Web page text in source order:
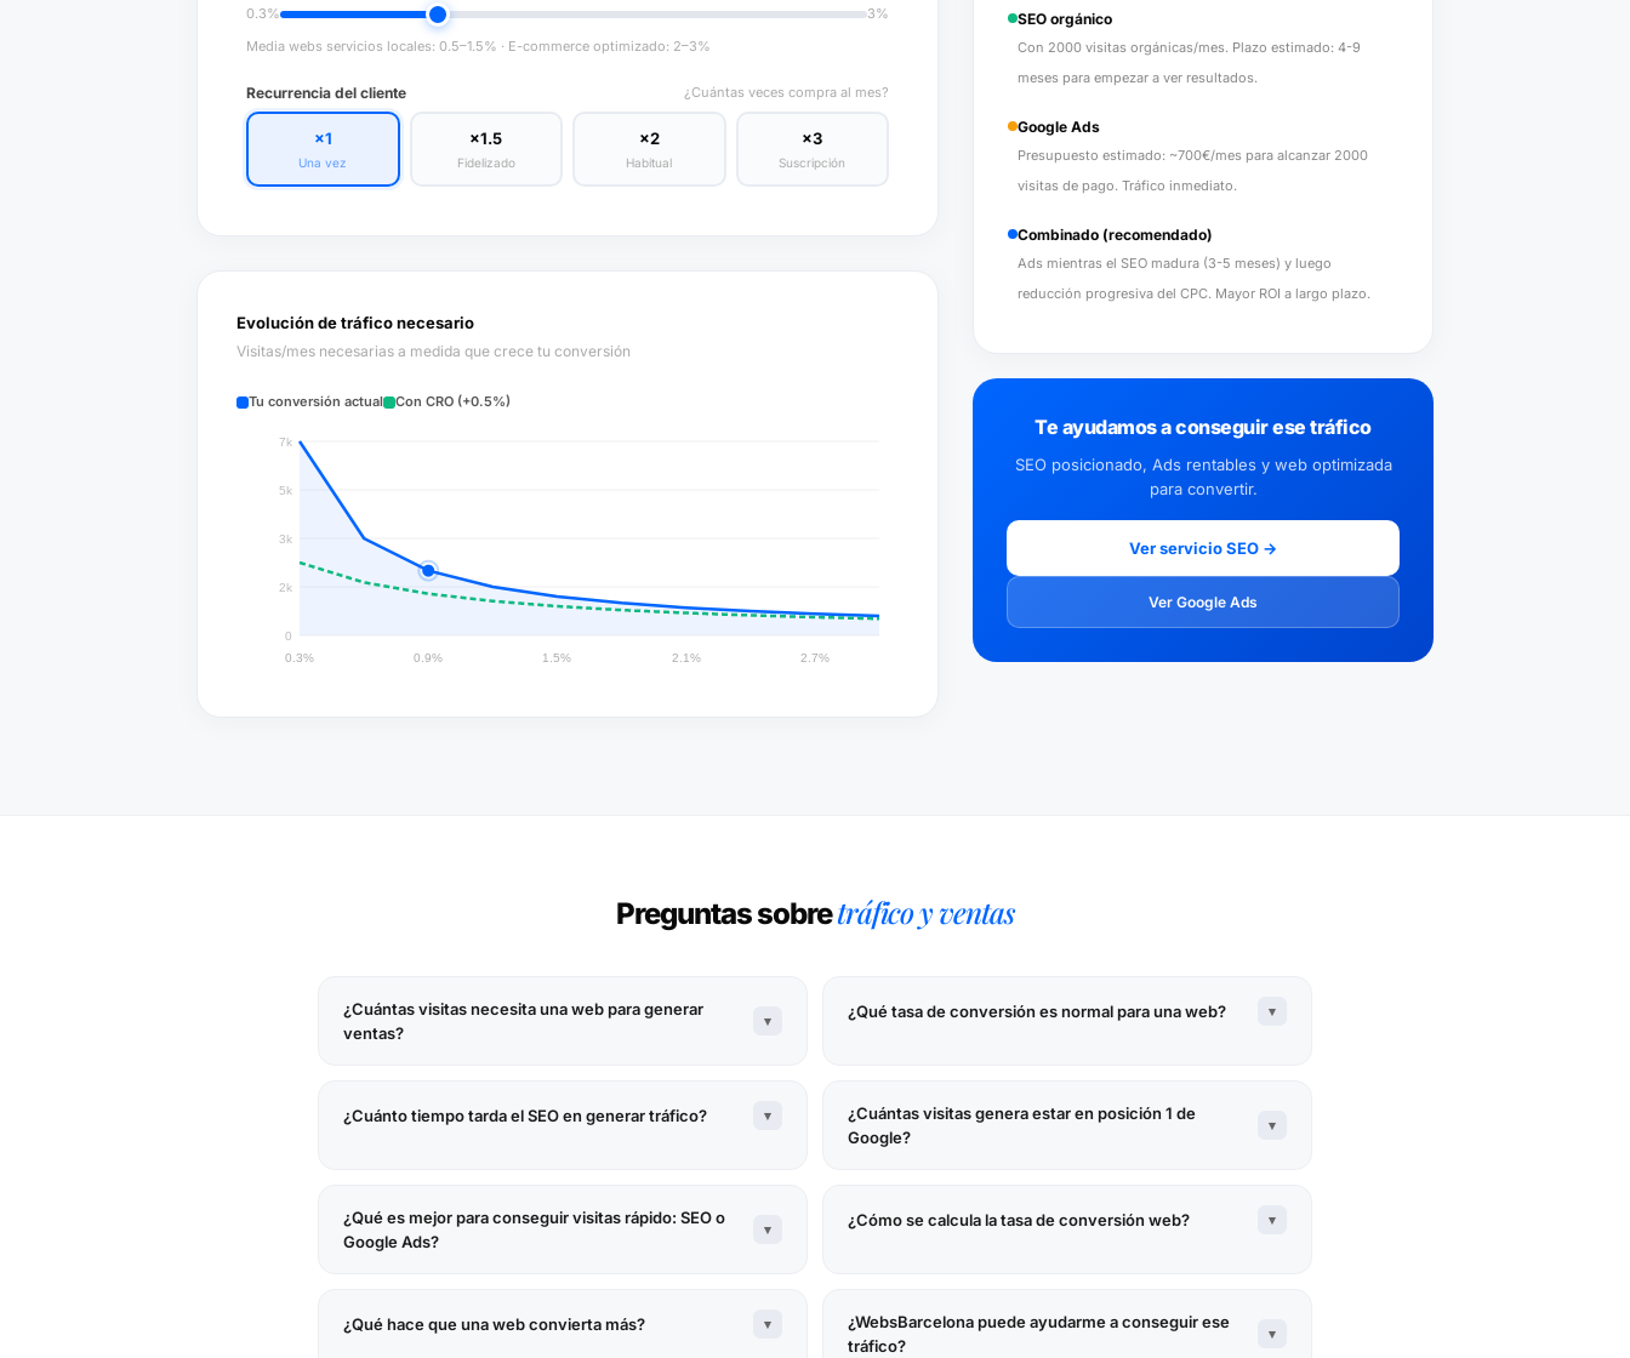
0.3%
3%
Media webs servicios locales: 0.5–1.5% · E-commerce optimizado: 2–3%
Recurrencia del cliente ¿Cuántas veces compra al mes?
×1
Una vez
×1.5
Fidelizado
×2
Habitual
×3
Suscripción
Evolución de tráfico necesario
Visitas/mes necesarias a medida que crece tu conversión
Tu conversión actual Con CRO (+0.5%)
SEO orgánico
Con 2000 visitas orgánicas/mes. Plazo estimado: 4-9
meses para empezar a ver resultados.
Google Ads
Presupuesto estimado: ~700€/mes para alcanzar 2000
visitas de pago. Tráfico inmediato.
Combinado (recomendado)
Ads mientras el SEO madura (3-5 meses) y luego
reducción progresiva del CPC. Mayor ROI a largo plazo.
Te ayudamos a conseguir ese tráfico
SEO posicionado, Ads rentables y web optimizada
para convertir.
Ver servicio SEO →
Ver Google Ads
Preguntas sobretráfico y ventas
¿Cuántas visitas necesita una web para generar
ventas?
▾ ¿Qué tasa de conversión es normal para una web? ▾
¿Cuánto tiempo tarda el SEO en generar tráfico? ▾
¿Cuántas visitas genera estar en posición 1 de
Google?
▾
¿Qué es mejor para conseguir visitas rápido: SEO o
Google Ads?
▾ ¿Cómo se calcula la tasa de conversión web? ▾
¿Qué hace que una web convierta más? ▾
¿WebsBarcelona puede ayudarme a conseguir ese
tráfico?
▾